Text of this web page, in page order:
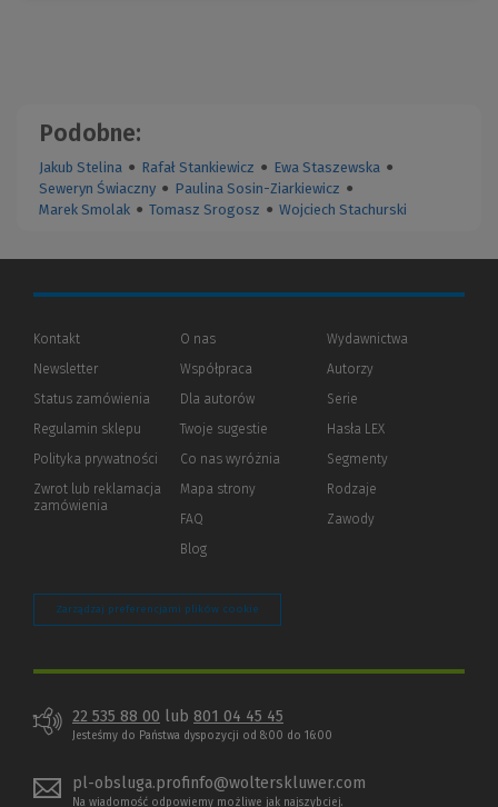
Podobne:
Jakub Stelina ● Rafał Stankiewicz ● Ewa Staszewska ●
Seweryn Świaczny ● Paulina Sosin-Ziarkiewicz ●
Marek Smolak ● Tomasz Srogosz ● Wojciech Stachurski
Kontakt
Newsletter
Status zamówienia
Regulamin sklepu
Polityka prywatności (Nowe
(Link
innej
Zwrot lub reklamacja
zamówienia
O nas
Współpraca
Dla autorów(Nowe
(Link
innej
strony)
Twoje sugestie
Co nas wyróżnia
Mapa strony
FAQ
Blog
Wydawnictwa
Autorzy
Serie
Hasła LEX
Segmenty
Rodzaje
Zawody
Zarządzaj preferencjami plików cookie
22 535 88 00 lub 801 04 45 45
Jesteśmy do Państwa dyspozycji od 8:00 do 16:00
pl-obsluga.profinfo@wolterskluwer.com
Na wiadomość odpowiemy możliwe jak najszybciej.